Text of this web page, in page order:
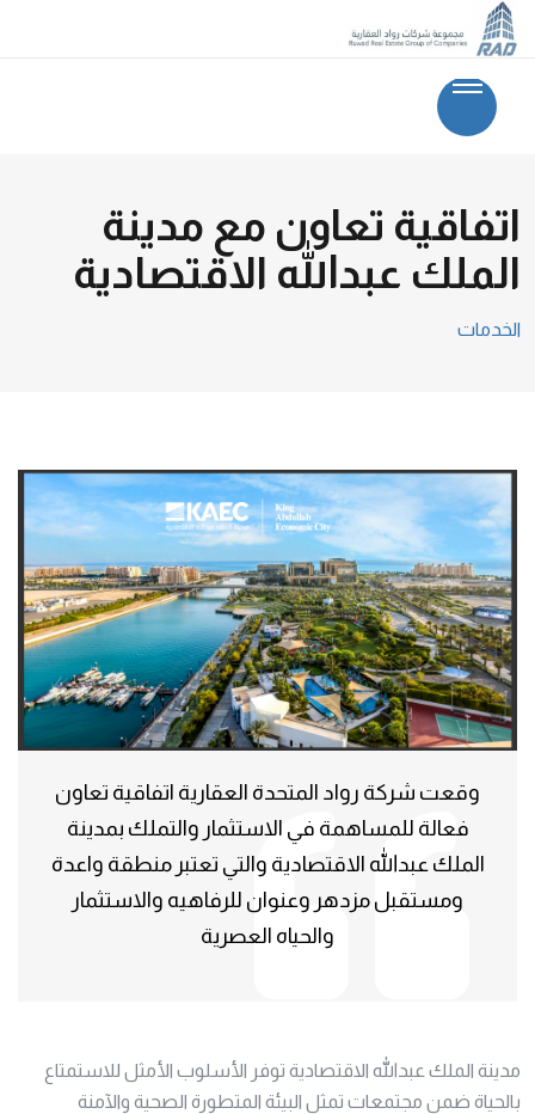
اتفاقية تعاون مع مدينة
الملك عبدالله الاقتصادية
الخدمات
وقعت شركة رواد المتحدة العقارية اتفاقية تعاون
فعالة للمساهمة في الاستثمار والتملك بمدينة
الملك عبدالله الاقتصادية والتي تعتبر منطقة واعدة
ومستقبل مزدهر وعنوان للرفاهيه والاستثمار
والحياه العصرية
مدينة الملك عبدالله الاقتصادية توفر الأسلوب الأمثل للاستمتاع
بالحياة ضمن مجتمعات تمثل البيئة المتطورة الصحية والآمنة